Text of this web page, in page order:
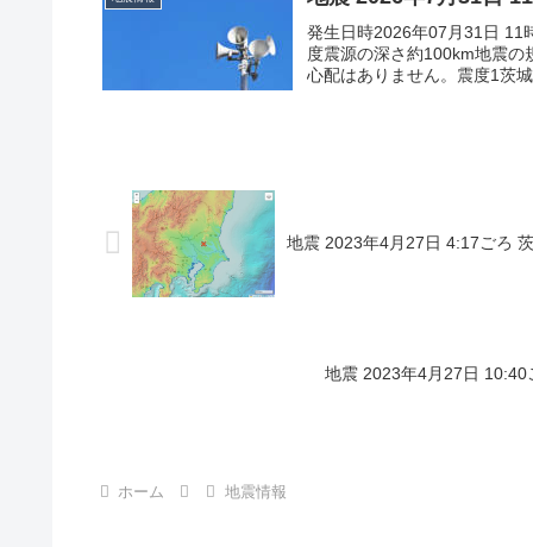
発生日時2026年07月31日 11
度震源の深さ約100km地震
心配はありません。震度1茨
地震 2023年4月27日 4:17ごろ
地震 2023年4月27日
ホーム 地震情報